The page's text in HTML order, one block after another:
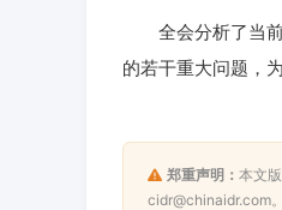
全会分析了当前
的若干重大问题，
郑重声明： 本文
cidr@chinaidr.com。